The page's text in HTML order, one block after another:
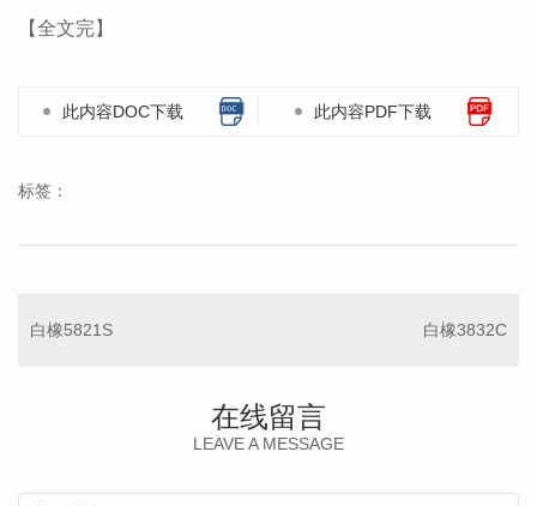
【全文完】
此内容DOC下载 此内容PDF下载
标签：
白橡5821S 白橡3832C
在线留言
LEAVE A MESSAGE